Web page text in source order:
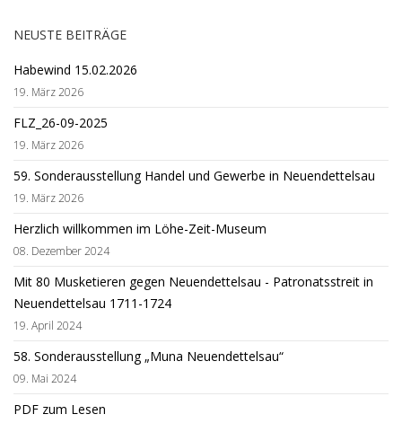
NEUSTE BEITRÄGE
Habewind 15.02.2026
19. März 2026
FLZ_26-09-2025
19. März 2026
59. Sonderausstellung Handel und Gewerbe in Neuendettelsau
19. März 2026
Herzlich willkommen im Löhe-Zeit-Museum
08. Dezember 2024
Mit 80 Musketieren gegen Neuendettelsau - Patronatsstreit in
Neuendettelsau 1711-1724
19. April 2024
58. Sonderausstellung „Muna Neuendettelsau“
09. Mai 2024
PDF zum Lesen